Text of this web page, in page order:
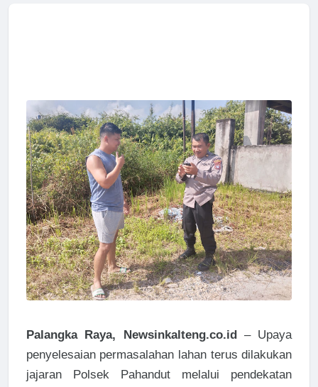
Palangka Raya, Newsinkalteng.co.id
– Upaya
penyelesaian permasalahan lahan terus dilakukan
jajaran Polsek Pahandut melalui pendekatan